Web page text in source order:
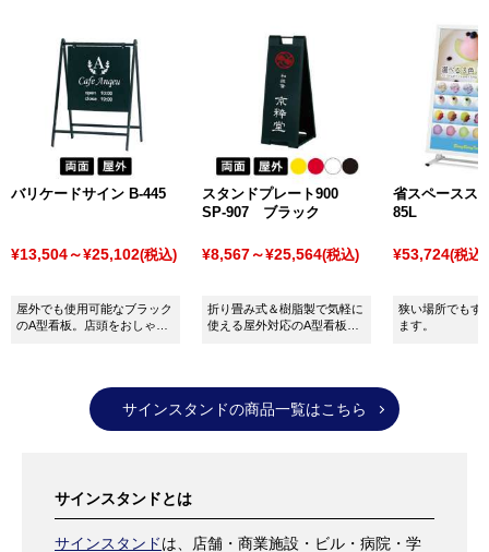
バリケードサイン B-445
¥13,504～¥25,102(税込)
屋外でも使用可能なブラック
のA型看板。店頭をおしゃれ
スタンドプレート900
SP-907 ブラック
¥8,567～¥25,564(税込)
折り畳み式＆樹脂製で気軽に
使える屋外対応のA型看板
省スペースス
85L
¥53,724(税込)
狭い場所でもす
ます。
サインスタンドの商品一覧はこちら
サインスタンドとは
サインスタンドは、店舗・商業施設・ビル・病院・学